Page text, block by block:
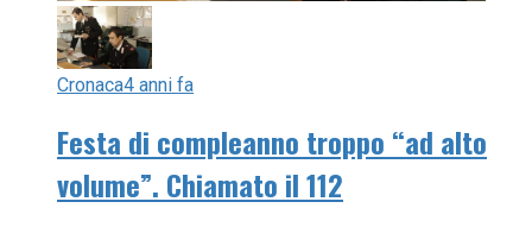
Cronaca4 anni fa
Festa di compleanno troppo “ad alto
volume”. Chiamato il 112